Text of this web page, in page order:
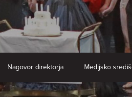
Nagovor direktorja Medijsko